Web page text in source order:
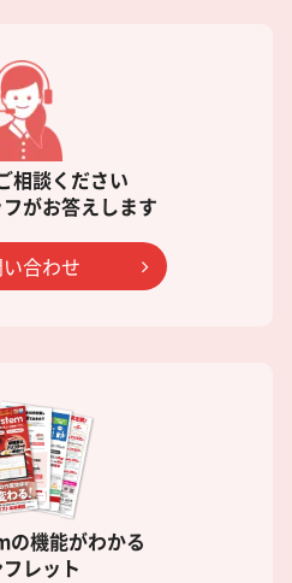
相談ください
がお答えします
合わせ
の機能がわかる
レット